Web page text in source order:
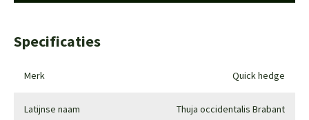
Specificaties
Merk Quick hedge
Latijnse naam Thuja occidentalis Brabant